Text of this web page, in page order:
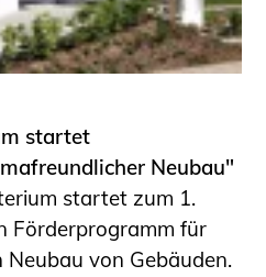
startet
Neubau"
startet zum 1.
Förderprogramm für
von Gebäuden.